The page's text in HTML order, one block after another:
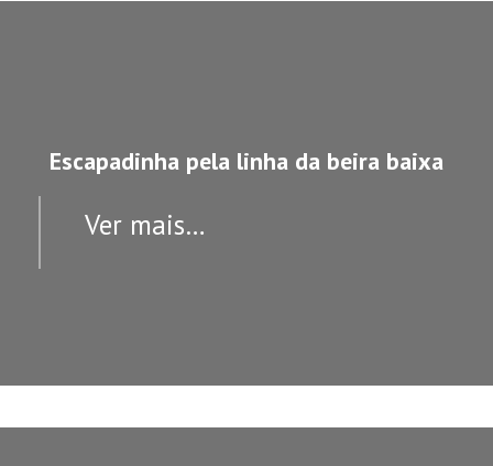
Escapadinha pela linha da beira baixa
Ver mais…